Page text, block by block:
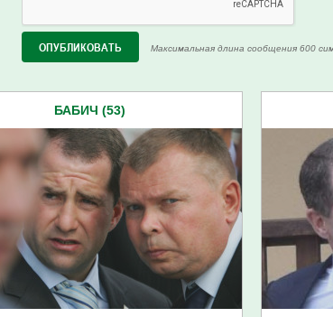
Максимальная длина сообщения 600
БАБИЧ (53)